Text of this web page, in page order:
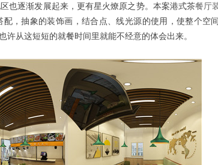
也逐渐发展起来，更有星火燎原之势。本案港式茶餐厅
，抽象的装饰画，结合点、线光源的使用，使整个空
从这短短的就餐时间里就能不经意的体会出来。